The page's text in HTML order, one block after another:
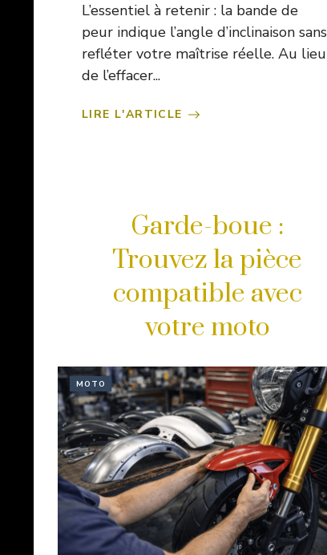
L’essentiel à retenir : la bande de
peur indique l’angle d’inclinaison sans
refléter votre maîtrise réelle. Au lieu
de l’effacer...
LIRE L'ARTICLE
Garde-boue :
Trouvez la pièce
compatible avec
votre moto
MOTO